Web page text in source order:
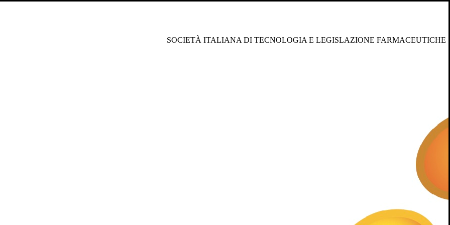
SOCIETÀ ITALIANA DI TECNOLOGIA E LEGISLAZIONE FARMACEUTICHE